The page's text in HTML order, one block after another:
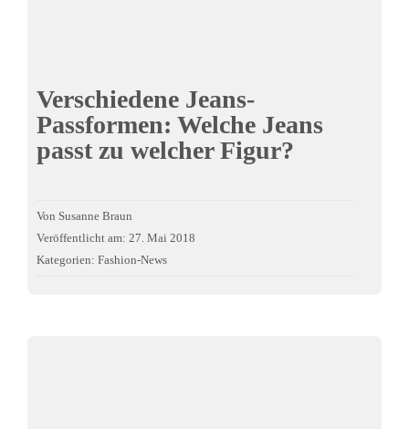
Verschiedene Jeans-
Passformen: Welche Jeans
passt zu welcher Figur?
Von Susanne Braun
Veröffentlicht am: 27. Mai 2018
Kategorien: Fashion-News